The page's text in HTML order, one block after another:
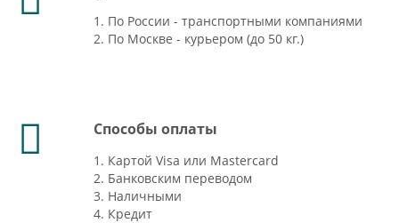
1. По России - транспортными компаниями
2. По Москве - курьером (до 50 кг.)
Способы оплаты
1. Картой Visa или Mastercard
2. Банковским переводом
3. Наличными
4. Кредит